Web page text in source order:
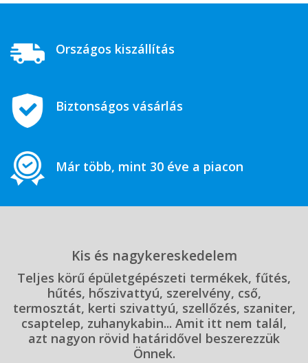
Országos kiszállítás
Biztonságos vásárlás
Már több, mint 30 éve a piacon
Kis és nagykereskedelem
Teljes körű épületgépészeti termékek, fűtés,
hűtés, hőszivattyú, szerelvény, cső,
termosztát, kerti szivattyú, szellőzés, szaniter,
csaptelep, zuhanykabin... Amit itt nem talál,
azt nagyon rövid határidővel beszerezzük
Önnek.